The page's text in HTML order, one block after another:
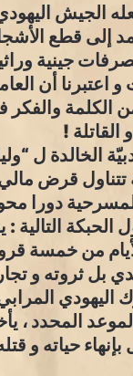
الجيش
إلى قطع
جينية
اعتبرنا أن
الكلمة
!
الخالدة ل
تتناول قرض
دورا
من خمسة
بل ثروته
اليهودي
الموعد المحدد
حياته و